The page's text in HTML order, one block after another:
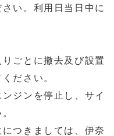
い。利用日当日中に
とに撤去及び設置
ださい。
ンを停止し、サイ
きましては、伊奈